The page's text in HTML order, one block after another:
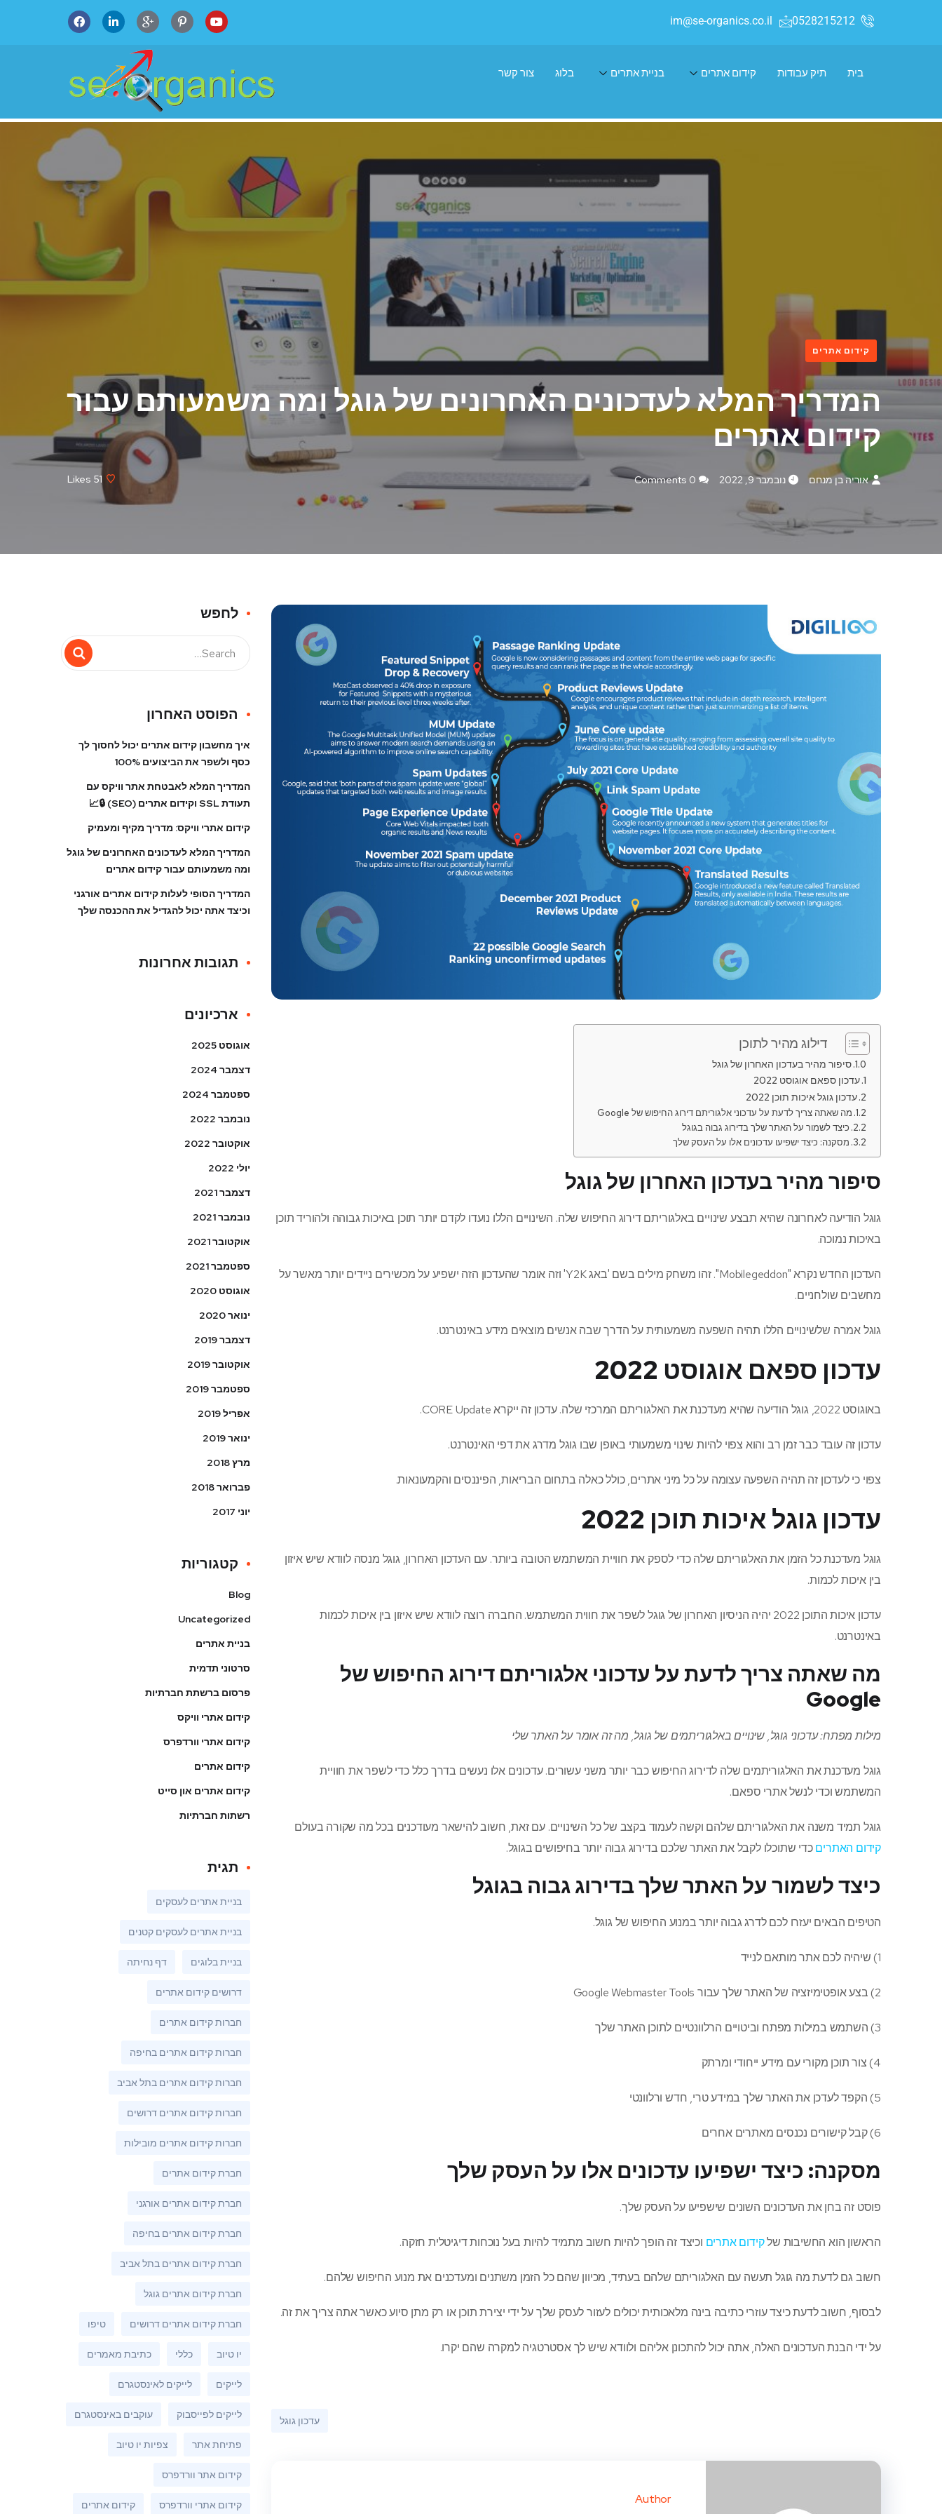
0528215212
im@se-organics.co.il
בית תיק עבודות קידום אתרים בניית אתרים בלוג צור קשר
קידום אתרים
המדריך המלא לעדכונים האחרונים של גוגל ומה משמעותם עבור
קידום אתרים
אוריה בן מנחם נובמבר 9, 2022 0 Comments
51
Likes
דילוג מהיר לתוכן
סיפור מהיר בעדכון האחרון של גוגל
עדכון ספאם אוגוסט 2022
עדכון גוגל איכות תוכן 2022
מה שאתה צריך לדעת על עדכוני אלגוריתם דירוג החיפוש של Google
כיצד לשמור על האתר שלך בדירוג גבוה בגוגל
מסקנה: כיצד ישפיעו עדכונים אלו על העסק שלך
סיפור מהיר בעדכון האחרון של גוגל
גוגל הודיעה לאחרונה שהיא תבצע שינויים באלגוריתם דירוג החיפוש שלה. השינויים הללו נועדו לקדם יותר תוכן באיכות גבוהה ולהוריד תוכן
באיכות נמוכה.
העדכון החדש נקרא "Mobilegeddon". זהו משחק מילים בשם 'באג Y2K' וזה אומר שהעדכון הזה ישפיע על מכשירים ניידים יותר מאשר על
מחשבים שולחניים.
גוגל אמרה שלשינויים הללו תהיה השפעה משמעותית על הדרך שבה אנשים מוצאים מידע באינטרנט.
עדכון ספאם אוגוסט 2022
באוגוסט 2022, גוגל הודיעה שהיא מעדכנת את האלגוריתם המרכזי שלה. עדכון זה ייקרא CORE Update.
עדכון זה עובד כבר זמן רב והוא צפוי להיות שינוי משמעותי באופן שבו גוגל מדרג את דפי האינטרנט.
צפוי כי לעדכון זה תהיה השפעה עצומה על כל מיני אתרים, כולל כאלה בתחום הבריאות, הפיננסים והקמעונאות.
עדכון גוגל איכות תוכן 2022
גוגל מעדכנת כל הזמן את האלגוריתם שלה כדי לספק את חוויית המשתמש הטובה ביותר. עם העדכון האחרון, גוגל מנסה לוודא שיש איזון
בין איכות לכמות.
עדכון איכות התוכן 2022 יהיה הניסיון האחרון של גוגל לשפר את חווית המשתמש. החברה רוצה לוודא שיש איזון בין איכות לכמות
באינטרנט.
מה שאתה צריך לדעת על עדכוני אלגוריתם דירוג החיפוש של
Google
מילות מפתח: עדכוני גוגל, שינויים באלגוריתמים של גוגל, מה זה אומר על האתר שלי
גוגל מעדכנת את האלגוריתמים שלה לדירוג החיפוש כבר יותר משני עשורים. עדכונים אלו נעשים בדרך כלל כדי לשפר את חוויית
המשתמש וכדי לנשל אתרי ספאם.
גוגל תמיד משנה את האלגוריתם שלהם וקשה לעמוד בקצב של כל השינויים. עם זאת, חשוב להישאר מעודכנים בכל מה שקורה בעולם
קידום האתריםכדי שתוכלו לקבל את האתר שלכם בדירוג גבוה יותר בחיפושים בגוגל.
כיצד לשמור על האתר שלך בדירוג גבוה בגוגל
הטיפים הבאים יעזרו לכם לדרג גבוה יותר במנוע החיפוש של גוגל.
1) שיהיה לכם אתר מותאם לנייד
2) בצע אופטימיזציה של האתר שלך עבור Google Webmaster Tools
3) השתמש במילות מפתח וביטויים הרלוונטיים לתוכן האתר שלך
4) צור תוכן מקורי עם מידע ייחודי ומרתק
5) הקפד לעדכן את האתר שלך במידע טרי, חדש ורלוונטי
6) קבל קישורים נכנסים מאתרים אחרים
מסקנה: כיצד ישפיעו עדכונים אלו על העסק שלך
פוסט זה בחן את העדכונים השונים שישפיעו על העסק שלך.
הראשון הוא החשיבות שלקידום אתרים וכיצד זה הופך להיות חשוב מתמיד להיות בעל נוכחות דיגיטלית חזקה.
חשוב גם לדעת מה גוגל תעשה עם האלגוריתם שלהם בעתיד, מכיוון שהם כל הזמן משתנים ומעדכנים את מנוע החיפוש שלהם.
לבסוף, חשוב לדעת כיצד עוזרי כתיבה בינה מלאכותית יכולים לעזור לעסק שלך על ידי יצירת תוכן או רק מתן סיוע כאשר אתה צריך את זה.
על ידי הבנת העדכונים האלה, אתה יכול להתכונן אליהם ולוודא שיש לך אסטרטגיה למקרה שהם יקרו.
עדכון גוגל
Author
לחפש
הפוסט האחרון
איך מחשבון קידום אתרים יכול לחסוך לך
כסף ולשפר את הביצועים 100%
המדריך המלא לאבטחת אתר וויקס עם
תעודת SSL וקידום אתרים (SEO) 🔒📈
קידום אתרי וויקס: מדריך מקיף ומעמיק
המדריך המלא לעדכונים האחרונים של גוגל
ומה משמעותם עבור קידום אתרים
המדריך הסופי לעלות קידום אתרים אורגני
וכיצד אתה יכול להגדיל את ההכנסה שלך
תגובות אחרונות
ארכיונים
אוגוסט 2025
דצמבר 2024
ספטמבר 2024
נובמבר 2022
אוקטובר 2022
יולי 2022
דצמבר 2021
נובמבר 2021
אוקטובר 2021
ספטמבר 2021
אוגוסט 2020
ינואר 2020
דצמבר 2019
אוקטובר 2019
ספטמבר 2019
אפריל 2019
ינואר 2019
מרץ 2018
פברואר 2018
יוני 2017
קטגוריות
Blog
Uncategorized
בניית אתרים
סרטוני תדמית
פרסום ברשתת חברתיות
קידום אתרי וויקס
קידום אתרי וורדפרס
קידום אתרים
קידום אתרים און סייט
רשתות חברתיות
תגית
בניית אתרים לעסקים
בניית אתרים לעסקים קטנים
בניית בלוגים דף נחיתה
דרושים קידום אתרים
חברות קידום אתרים
חברות קידום אתרים בחיפה
חברות קידום אתרים בתל אביב
חברות קידום אתרים דרושים
חברות קידום אתרים מובילות
חברת קידום אתרים
חברת קידום אתרים אורגני
חברת קידום אתרים בחיפה
חברת קידום אתרים בתל אביב
חברת קידום אתרים גוגל
חברת קידום אתרים דרושים טיפו
יו טיוב כללי כתיבת מאמרים
לייקים לייקים לאינסטגרם
לייקים לפייסבוק עוקבים באינסטגרם
פתיחת אתר צפיות יו טיוב
קידום אתר וורדפרס
קידום אתרי וורדפרס קידום אתרים